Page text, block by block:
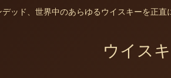
ッド、世界中のあらゆるウイスキーを正
ウイス